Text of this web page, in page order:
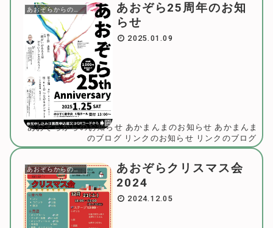
あおぞら25周年のお知
らせ
2025.01.09
あおぞらからのお知らせ あかまんまのお知らせ あかまんま
のブログ リンクのお知らせ リンクのブログ
あおぞらからのお知らせ
あおぞらクリスマス会
2024
2024.12.05